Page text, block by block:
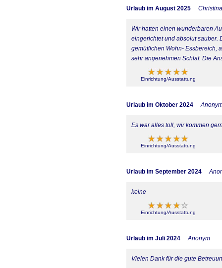
Urlaub im August 2025
Wir hatten einen wunderbaren
eingerichtet und absolut sauber.
gemütlichen Wohn- Essbereich,
sehr angenehmen Schlaf. Die
Einrichtung/Ausstattung
Urlaub im Oktober 2024
Es war alles toll, wir kommen
Einrichtung/Ausstattung
Urlaub im September 2024
keine
Einrichtung/Ausstattung
Urlaub im Juli 2024 Anonym
Vielen Dank für die gute